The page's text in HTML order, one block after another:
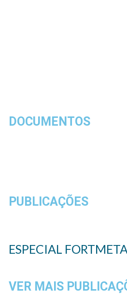
DOCUMENTOS
PUBLICAÇÕES
ESPECIAL
VER MAIS